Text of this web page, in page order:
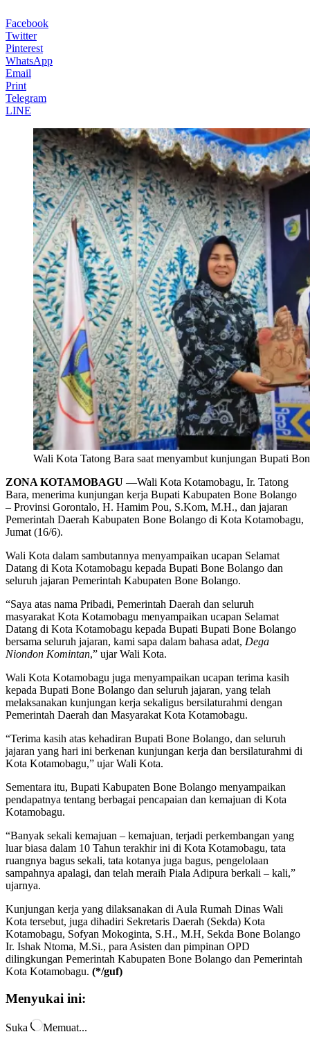
Facebook
Twitter
Pinterest
WhatsApp
Email
Print
Telegram
LINE
Wali Kota Tatong Bara saat menyambut kunjungan Bupati
ZONA KOTAMOBAGU —Wali Kota Kotamobagu, Ir. Tatong
Bara, menerima kunjungan kerja Bupati Kabupaten Bone Bolango
– Provinsi Gorontalo, H. Hamim Pou, S.Kom, M.H., dan jajaran
Pemerintah Daerah Kabupaten Bone Bolango di Kota Kotamobagu,
Jumat (16/6).
Wali Kota dalam sambutannya menyampaikan ucapan Selamat
Datang di Kota Kotamobagu kepada Bupati Bone Bolango dan
seluruh jajaran Pemerintah Kabupaten Bone Bolango.
“Saya atas nama Pribadi, Pemerintah Daerah dan seluruh
masyarakat Kota Kotamobagu menyampaikan ucapan Selamat
Datang di Kota Kotamobagu kepada Bupati Bupati Bone Bolango
bersama seluruh jajaran, kami sapa dalam bahasa adat, Dega
Niondon Komintan,” ujar Wali Kota.
Wali Kota Kotamobagu juga menyampaikan ucapan terima kasih
kepada Bupati Bone Bolango dan seluruh jajaran, yang telah
melaksanakan kunjungan kerja sekaligus bersilaturahmi dengan
Pemerintah Daerah dan Masyarakat Kota Kotamobagu.
“Terima kasih atas kehadiran Bupati Bone Bolango, dan seluruh
jajaran yang hari ini berkenan kunjungan kerja dan bersilaturahmi di
Kota Kotamobagu,” ujar Wali Kota.
Sementara itu, Bupati Kabupaten Bone Bolango menyampaikan
pendapatnya tentang berbagai pencapaian dan kemajuan di Kota
Kotamobagu.
“Banyak sekali kemajuan – kemajuan, terjadi perkembangan yang
luar biasa dalam 10 Tahun terakhir ini di Kota Kotamobagu, tata
ruangnya bagus sekali, tata kotanya juga bagus, pengelolaan
sampahnya apalagi, dan telah meraih Piala Adipura berkali – kali,”
ujarnya.
Kunjungan kerja yang dilaksanakan di Aula Rumah Dinas Wali
Kota tersebut, juga dihadiri Sekretaris Daerah (Sekda) Kota
Kotamobagu, Sofyan Mokoginta, S.H., M.H, Sekda Bone Bolango
Ir. Ishak Ntoma, M.Si., para Asisten dan pimpinan OPD
dilingkungan Pemerintah Kabupaten Bone Bolango dan Pemerintah
Kota Kotamobagu. (*/guf)
Menyukai ini:
Suka Memuat...